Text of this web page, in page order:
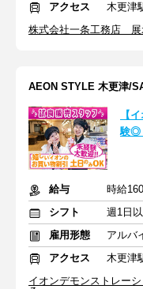
アクセス
木更津
株式会社一条工務店 展
AEON STYLE 木更津/
【
験◎
給与
時給
シフト
雇用形態
アルバ
アクセス
木更津
イオンデモンストレー